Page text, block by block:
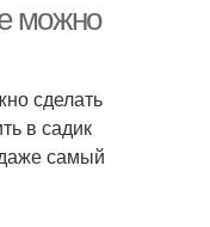
можно
сделать
в садик
самый